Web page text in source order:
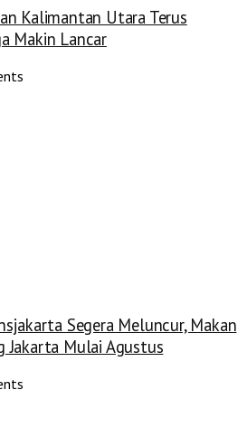
Kalimantan Utara Terus
Makin Lancar
Segera Meluncur, Makan
Jakarta Mulai Agustus